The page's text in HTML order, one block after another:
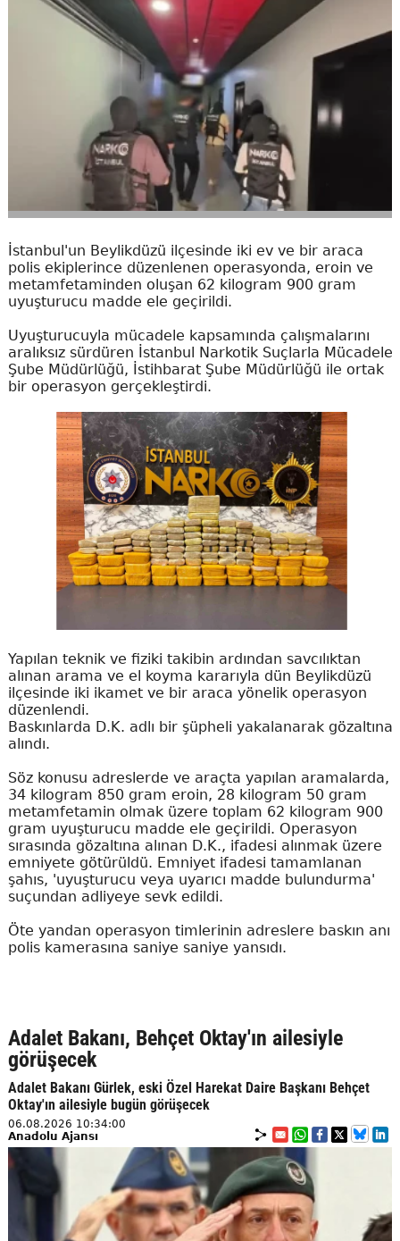
İstanbul'un Beylikdüzü ilçesinde iki ev ve bir araca
polis ekiplerince düzenlenen operasyonda, eroin ve
metamfetaminden oluşan 62 kilogram 900 gram
uyuşturucu madde ele geçirildi.
Uyuşturucuyla mücadele kapsamında çalışmalarını
aralıksız sürdüren İstanbul Narkotik Suçlarla Mücadele
Şube Müdürlüğü, İstihbarat Şube Müdürlüğü ile ortak
bir operasyon gerçekleştirdi.
Yapılan teknik ve fiziki takibin ardından savcılıktan
alınan arama ve el koyma kararıyla dün Beylikdüzü
ilçesinde iki ikamet ve bir araca yönelik operasyon
düzenlendi.
Baskınlarda D.K. adlı bir şüpheli yakalanarak gözaltına
alındı.
Söz konusu adreslerde ve araçta yapılan aramalarda,
34 kilogram 850 gram eroin, 28 kilogram 50 gram
metamfetamin olmak üzere toplam 62 kilogram 900
gram uyuşturucu madde ele geçirildi. Operasyon
sırasında gözaltına alınan D.K., ifadesi alınmak üzere
emniyete götürüldü. Emniyet ifadesi tamamlanan
şahıs, 'uyuşturucu veya uyarıcı madde bulundurma'
suçundan adliyeye sevk edildi.
Öte yandan operasyon timlerinin adreslere baskın anı
polis kamerasına saniye saniye yansıdı.
Adalet Bakanı, Behçet Oktay'ın ailesiyle
görüşecek
Adalet Bakanı Gürlek, eski Özel Harekat Daire Başkanı Behçet
Oktay'ın ailesiyle bugün görüşecek
06.08.2026 10:34:00
Anadolu Ajansı